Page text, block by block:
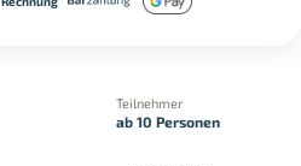
Teilnehmer
ab 10 Personen